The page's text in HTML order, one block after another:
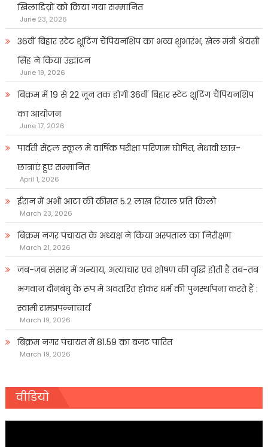
खिलाडिय़ों को किया गया सम्मानित
June 23, 2026
36वीं बिहार स्टेट शूटिंग चैंपियनशिप का भव्य शुभारंभ, खेल मंत्री श्रेयसी
सिंह ने किया उद्घाटन
June 19, 2026
बिक्रम में 19 से 22 जून तक होगी 36वीं बिहार स्टेट शूटिंग चैंपियनशिप
का आयोजन
June 17, 2026
पार्वती सेंट्रल स्कूल में वार्षिक परीक्षा परिणाम घोषित, मेधावी छात्र-
छात्राएं हुए सम्मानित
April 1, 2026
ईरान में अभी आटा की कीमत 5.2 लाख रियाल प्रति किलो
March 23, 2026
बिक्रम नगर पंचायत के अध्यक्ष ने किया अस्पताल का निरीक्षण
March 21, 2026
जब-जब संसार में अन्याय, अत्याचार एवं शोषण की वृद्धि होती है तब-तब
भगवान दीनबंधु के रूप में अवतरित होकर धर्म की पुनर्स्थापना करते हैं :
स्वामी रामप्रपन्नाचार्य
March 19, 2026
बिक्रम नगर पंचायत में 81.59 का बजट पारित
March 19, 2026
वीडियो